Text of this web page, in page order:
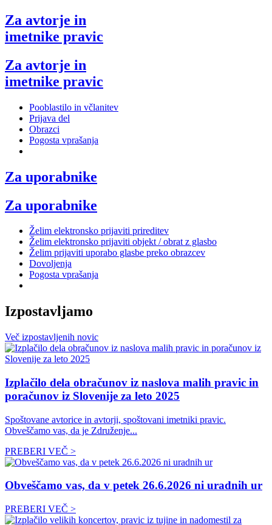
Za avtorje in
imetnike pravic
Za avtorje in
imetnike pravic
Pooblastilo in včlanitev
Prijava del
Obrazci
Pogosta vprašanja
Za uporabnike
Za uporabnike
Želim elektronsko prijaviti prireditev
Želim elektronsko prijaviti objekt / obrat z glasbo
Želim prijaviti uporabo glasbe preko obrazcev
Dovoljenja
Pogosta vprašanja
Izpostavljamo
Več izpostavljenih novic
Izplačilo dela obračunov iz naslova malih pravic in
poračunov iz Slovenije za leto 2025
Spoštovane avtorice in avtorji, spoštovani imetniki pravic.
Obveščamo vas, da je Združenje...
PREBERI VEČ >
Obveščamo vas, da v petek 26.6.2026 ni uradnih ur
PREBERI VEČ >